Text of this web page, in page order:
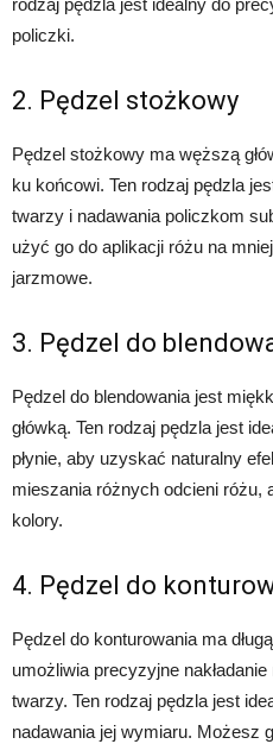
policzki.
2. Pędzel stożkowy
Pędzel stożkowy ma węższą
ku końcowi. Ten rodzaj pędzla
twarzy i nadawania policzkom
użyć go do aplikacji różu na
jarzmowe.
3. Pędzel do
Pędzel do blendowania jest
główką. Ten rodzaj pędzla jest
płynie, aby uzyskać naturalny
mieszania różnych odcieni różu,
kolory.
4. Pędzel do
Pędzel do konturowania ma
umożliwia precyzyjne
twarzy. Ten rodzaj pędzla jest
nadawania jej wymiaru. Możesz